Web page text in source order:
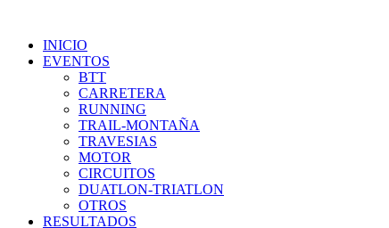
INICIO
EVENTOS
BTT
CARRETERA
RUNNING
TRAIL-MONTAÑA
TRAVESIAS
MOTOR
CIRCUITOS
DUATLON-TRIATLON
OTROS
RESULTADOS